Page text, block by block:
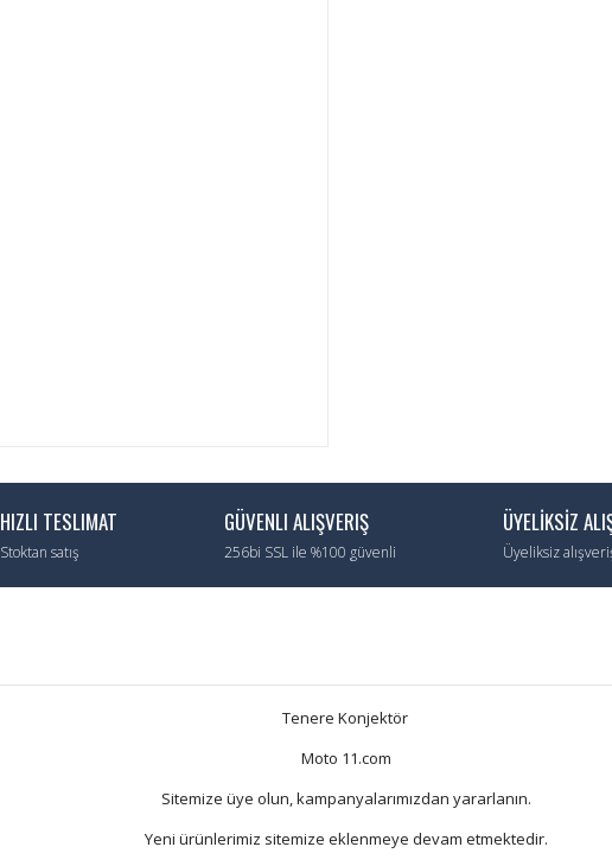
HIZLI TESLIMAT
Stoktan satış
GÜVENLI ALIŞVERIŞ
256bi SSL ile %100 güvenli
ÜYELİKSİZ
Üyeliksiz
Tenere Konjektör
Moto 11.com
Sitemize üye olun, kampanyalarımızdan yararlanın.
Yeni ürünlerimiz sitemize eklenmeye devam etmektedir.